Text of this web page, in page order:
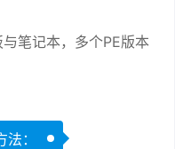
笔记本，多个PE版本
：